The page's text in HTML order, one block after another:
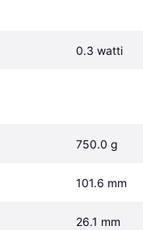
0.3 watti
750.0 g
101.6 mm
26.1 mm